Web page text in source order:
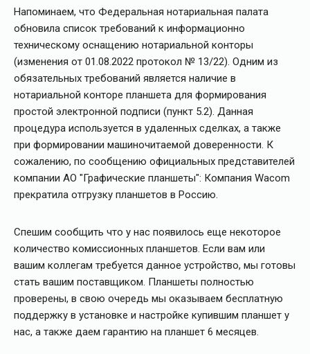
Напоминаем, что Федеральная нотариальная палата
обновила список требований к информационно
техническому оснащению нотариальной конторы
(изменения от 01.08.2022 протокол № 13/22). Одним из
обязательных требований является наличие в
нотариальной конторе планшета для формирования
простой электронной подписи (пункт 5.2). Данная
процедура используется в удаленных сделках, а также
при формировании машиночитаемой доверенности. К
сожалению, по сообщению официальных представителей
компании АО "Графические планшеты": Компания Wacom
прекратила отгрузку планшетов в Россию.
Спешим сообщить что у нас появилось еще некоторое
количество комиссионных планшетов. Если вам или
вашим коллегам требуется данное устройство, мы готовы
стать вашим поставщиком. Планшеты полностью
проверены, в свою очередь мы оказываем бесплатную
поддержку в установке и настройке купившим планшет у
нас, а также даем гарантию на планшет 6 месяцев.